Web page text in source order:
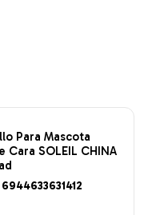
Para Mascota
Cara SOLEIL CHINA